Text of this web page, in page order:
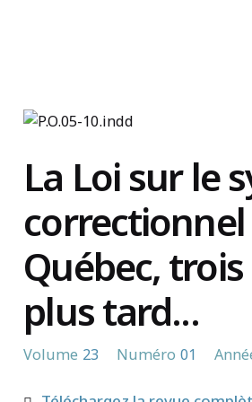
La Loi sur le
Québec,
plus tard...
Volume 23 Numéro 01